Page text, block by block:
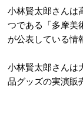
小林賢太郎さんは
つである「多摩美
が公表している情
小林賢太郎さんは
品グッズの実演販